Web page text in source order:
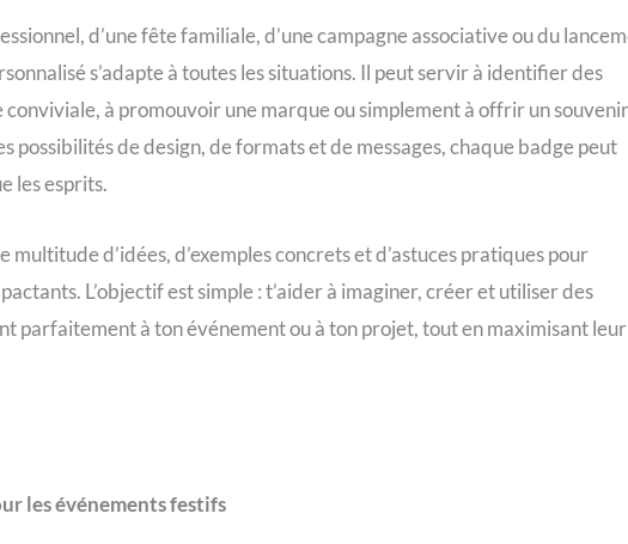
d’une fête familiale, d’une campagne associative ou du
s’adapte à toutes les situations. Il peut servir à identifier des
à promouvoir une marque ou simplement à offrir un souvenir
possibilités de design, de formats et de messages, chaque badge peut
les esprits.
multitude d’idées, d’exemples concrets et d’astuces pratiques pour
L’objectif est simple : t’aider à imaginer, créer et utiliser des
parfaitement à ton événement ou à ton projet, tout en maximisant leur
les événements festifs